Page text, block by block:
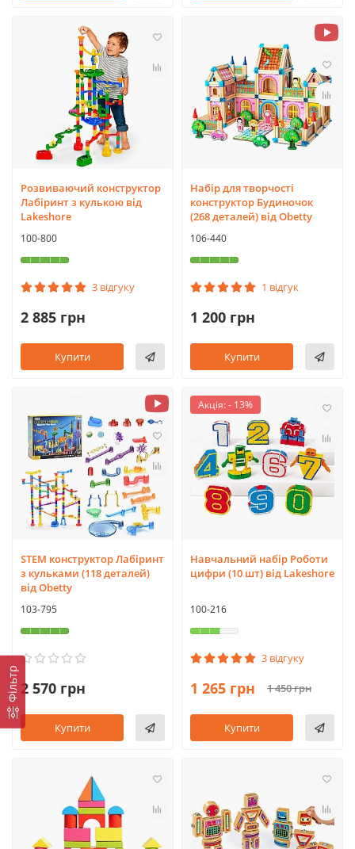
Фільтр
Розвиваючий конструктор
Лабіринт з кулькою від
Lakeshore
100-800
3 відгуку
2 885 грн
Купити
Набір для творчості
конструктор Будиночок
(268 деталей) від Obetty
106-440
1 відгук
1 200 грн
Купити
STEM конструктор Лабіринт
з кульками (118 деталей)
від Obetty
103-795
2 570 грн
Купити
Акція: - 13%
Навчальний набір Роботи
цифри (10 шт) від Lakeshore
100-216
3 відгуку
1 265 грн 1 450 грн
Купити